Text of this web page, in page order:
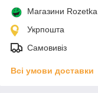
Магазини Rozetka
Укрпошта
Самовивіз
Всі умови доставки